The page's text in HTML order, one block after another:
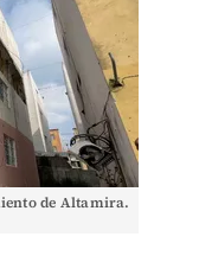
de Altamira.